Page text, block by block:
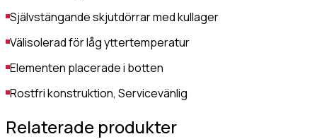
Självstängande skjutdörrar med kullager
Välisolerad för låg yttertemperatur
Elementen placerade i botten
Rostfri konstruktion, Servicevänlig
Relaterade produkter